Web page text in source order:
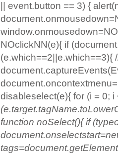
|| event.button == 3) {
NOclickNN(e){ if
(e.which==2||e.which==3){
disableselect(e){ for (i = 0;
function noSelect(){ if